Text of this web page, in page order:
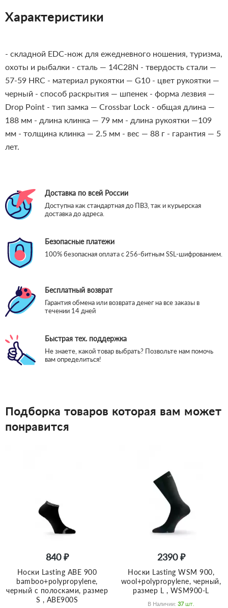
Характеристики
- складной EDC-нож для ежедневного ношения, туризма,
охоты и рыбалки - сталь — 14C28N - твердость стали —
57-59 HRC - материал рукоятки — G10 - цвет рукоятки —
черный - способ раскрытия — шпенек - форма лезвия —
Drop Point - тип замка — Crossbar Lock - общая длина —
188 мм - длина клинка — 79 мм - длина рукоятки —109
мм - толщина клинка — 2.5 мм - вес — 88 г - гарантия — 5
лет.
Доставка по всей России
Доступна как стандартная до ПВЗ, так и курьерская
доставка до адреса.
Безопасные платежи
100% безопасная оплата с 256-битным SSL-шифрованием.
Бесплатный возврат
Гарантия обмена или возврата денег на все заказы в
течении 14 дней
Быстрая тех. поддержка
Не знаете, какой товар выбрать? Позвольте нам помочь
вам определиться!
Подборка товаров которая вам может
понравится
840 ₽
Носки Lasting ABE 900
bamboo+polypropylene,
черный с полосками, размер
S , ABE900S
2390 ₽
Носки Lasting WSM 900,
wool+polypropylene, черный,
размер L , WSM900-L
В Наличии: 37 Шт.